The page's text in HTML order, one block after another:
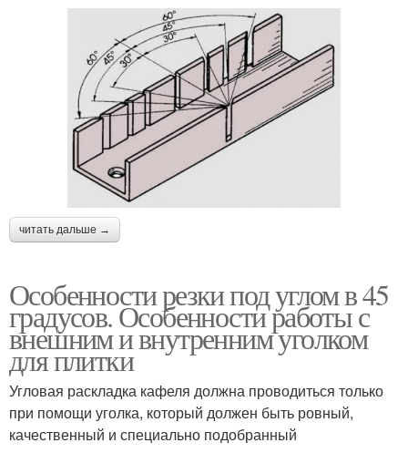
читать дальше →
Особенности резки под углом в 45
градусов. Особенности работы с
внешним и внутренним уголком
для плитки
Угловая раскладка кафеля должна проводиться только
при помощи уголка, который должен быть ровный,
качественный и специально подобранный